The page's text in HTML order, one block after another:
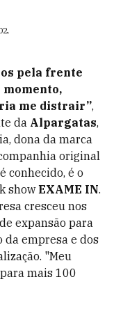
.
pela frente
momento,
me distrair”,
da Alpargatas,
dona da marca
original
conhecido, é o
showEXAME IN.
cresceu nos
expansão para
empresa e dos
"Meu
mais 100